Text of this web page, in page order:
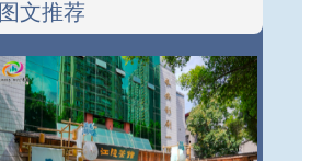
图文推荐